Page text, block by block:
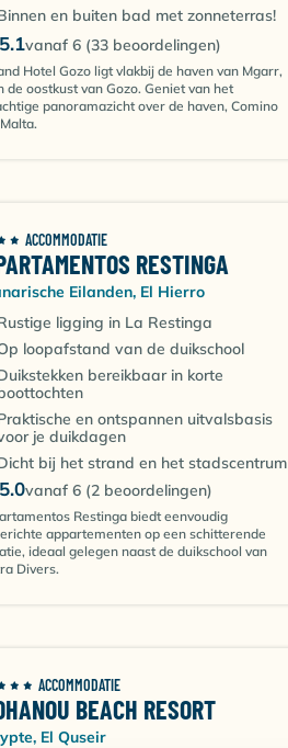
en buiten bad met zonneterras!
5.1vanaf 6 (33 beoordelingen)
Hotel Gozo ligt vlakbij de haven van Mgarr,
de oostkust van Gozo. Geniet van het
panoramazicht over de haven, Comino
ACCOMMODATIE
RESTINGA
Eilanden, El Hierro
ligging in La Restinga
loopafstand van de duikschool
bereikbaar in korte
en ontspannen uitvalsbasis
je duikdagen
bij het strand en het stadscentrum
5.0vanaf 6 (2 beoordelingen)
Restinga biedt eenvoudig
appartementen op een schitterende
ideaal gelegen naast de duikschool van
Divers.
ACCOMMODATIE
BEACH RESORT
El Quseir